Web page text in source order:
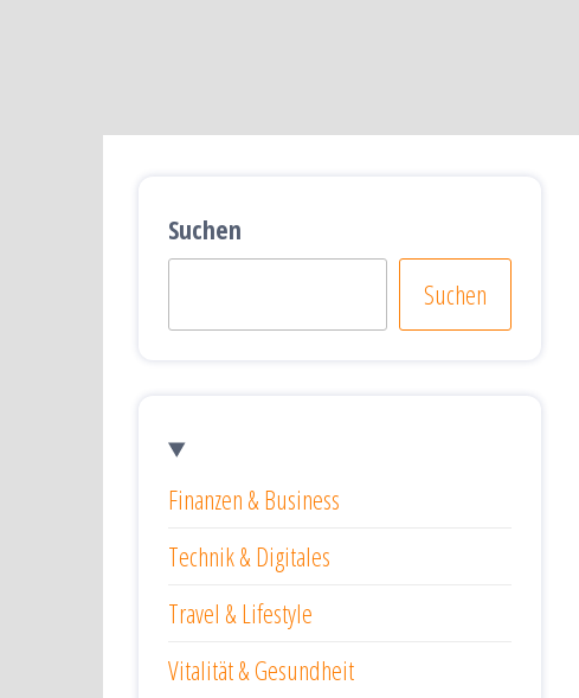
Suchen
Suchen
Finanzen & Business
Technik & Digitales
Travel & Lifestyle
Vitalität & Gesundheit